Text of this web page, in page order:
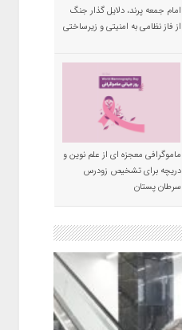
امام جمعه پرند، دلایل گذار جنگ
از فاز نظامی به امنیتی و زیرساختی
ماموگرافی معجزه ای از علم نوین و
دریچه برای تشخیص زودرس
سرطان پستان